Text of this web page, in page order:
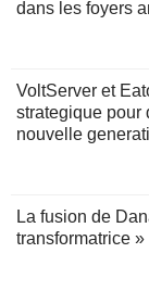
dans les foyers
VoltServer et
strategique pour
nouvelle
La fusion de
transformatrice